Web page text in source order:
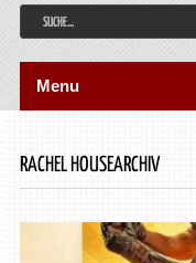
Menu
RACHEL HOUSEARCHIV